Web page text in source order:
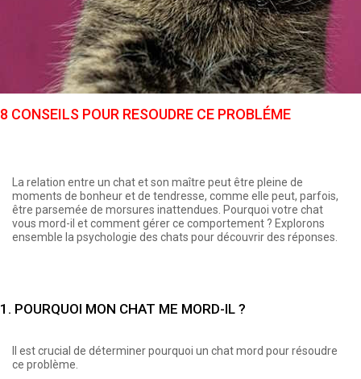
8 CONSEILS POUR RESOUDRE CE PROBLÉME
La relation entre un chat et son maître peut être pleine de
moments de bonheur et de tendresse, comme elle peut, parfois,
être parsemée de morsures inattendues. Pourquoi votre chat
vous mord-il et comment gérer ce comportement ? Explorons
ensemble la psychologie des chats pour découvrir des réponses.
1. POURQUOI MON CHAT ME MORD-IL ?
Il est crucial de déterminer pourquoi un chat mord pour résoudre
ce problème.